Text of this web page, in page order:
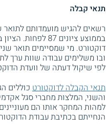
תנאי קבלה
רשאים להגיש מועמדותם לתואר
דוקטורט. מי שמסיימים תואר
ובו משלימים עבודה שוות ערך
לפי שיקול דעתה של וועדת
תנאי הקבלה לדוקטורט כוללים
והשני, המלצות מחברי סגל
למהות המחקר אותו הם
הנחייתם בכתיבת עבודת